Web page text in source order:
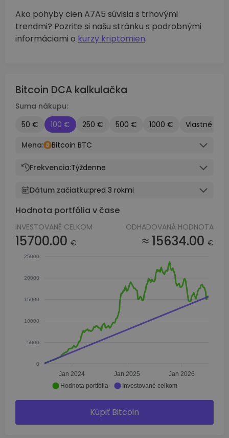
Ako pohyby cien A7A5 súvisia s trhovými
trendmi? Pozrite si našu stránku s podrobnými
informáciami o kurzy kriptomien.
Bitcoin DCA kalkulačka
Suma nákupu:
50 €
100 € 250 € 500 € 1000 €
Vlastné
Mena:
Bitcoin BTC
Frekvencia:Týždenne
Dátum začiatku:pred 3 rokmi
Hodnota portfólia v čase
INVESTOVANÉ CELKOM
15700.00 €
ODHADOVANÁ HODNOTA
≈ 15634.00 €
25000
20000
15000
10000
5000
0
Jan 2024 Jan 2025 Jan 2026
Hodnota portfólia Investované celkom
Kúpiť Bitcoin